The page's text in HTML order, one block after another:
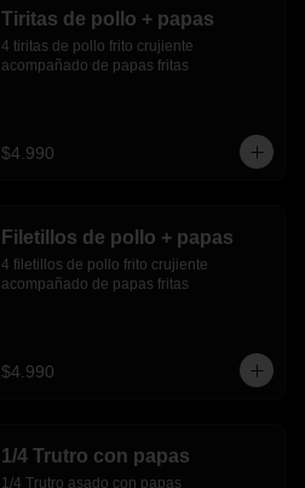
Tiritas de pollo + papas
4 tiritas de pollo frito crujiente
acompañado de papas fritas
$4.990
Filetillos de pollo + papas
4 filetillos de pollo frito crujiente
acompañado de papas fritas
$4.990
1/4 Trutro con papas
1/4 Trutro asado con papas